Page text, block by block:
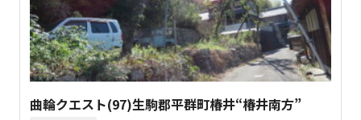
曲輪クエスト(97)生駒郡平群町椿井“椿井南方”